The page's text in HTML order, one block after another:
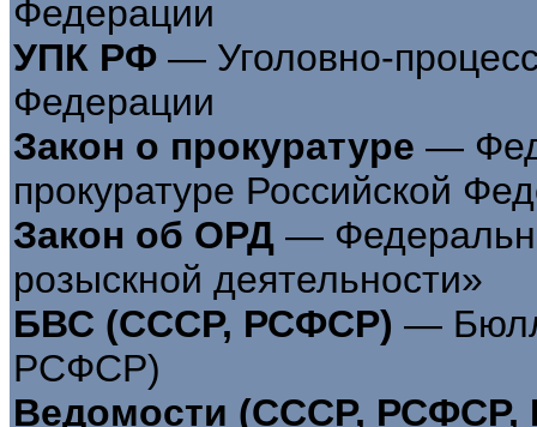
Федерации
УПК РФ — Уголовно-
Федерации
Закон о прокуратуре —
прокуратуре Российской
Закон об ОРД —
розыскной деятельности»
БВС (СССР, РСФСР) —
РСФСР)
Ведомости (СССР, РСФСР,